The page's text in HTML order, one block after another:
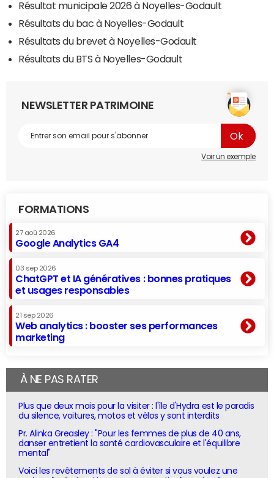
Résultat municipale 2026 à Noyelles-Godault
Résultats du bac à Noyelles-Godault
Résultats du brevet à Noyelles-Godault
Résultats du BTS à Noyelles-Godault
NEWSLETTER PATRIMOINE
Voir un exemple
FORMATIONS
27 aoû 2026
Google Analytics GA4
03 sep 2026
ChatGPT et IA génératives : bonnes pratiques
et usages responsables
21 sep 2026
Web analytics : booster ses performances
marketing
À NE PAS RATER
Plus que deux mois pour la visiter : l'île d'Hydra est le paradis
du silence, voitures, motos et vélos y sont interdits
Pr. Alinka Greasley : "Pour les femmes de plus de 40 ans,
danser entretient la santé cardiovasculaire et l'équilibre
mental"
Voici les revêtements de sol à éviter si vous voulez une